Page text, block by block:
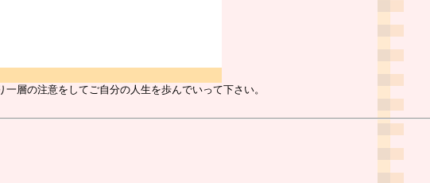
層の注意をしてご自分の人生を歩んでいって下さい。